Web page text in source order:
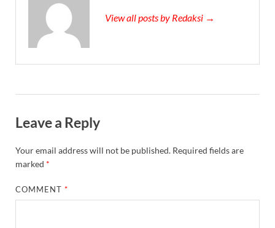
View all posts by Redaksi →
Leave a Reply
Your email address will not be published. Required fields are
marked *
COMMENT*